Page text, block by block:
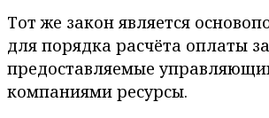
Тот же закон является
для порядка расчёта оплаты
предоставляемые
компаниями ресурсы.